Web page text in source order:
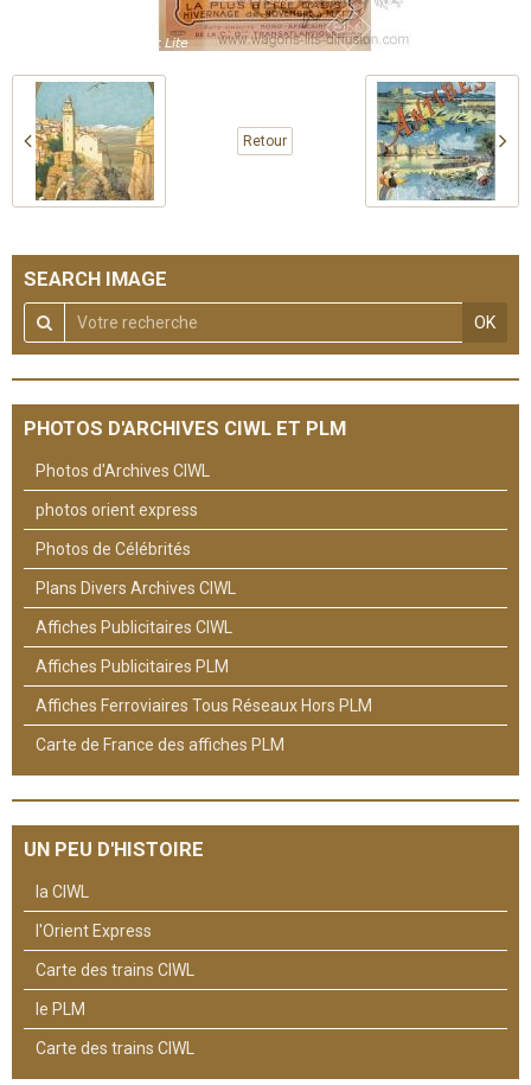
Retour
SEARCH IMAGE
OK
PHOTOS D'ARCHIVES CIWL ET PLM
Photos d'Archives CIWL
photos orient express
Photos de Célébrités
Plans Divers Archives CIWL
Affiches Publicitaires CIWL
Affiches Publicitaires PLM
Affiches Ferroviaires Tous Réseaux Hors PLM
Carte de France des affiches PLM
UN PEU D'HISTOIRE
la CIWL
l'Orient Express
Carte des trains CIWL
le PLM
Carte des trains CIWL